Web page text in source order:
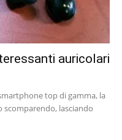
auricolari
top di gamma, la
scomparendo, lasciando